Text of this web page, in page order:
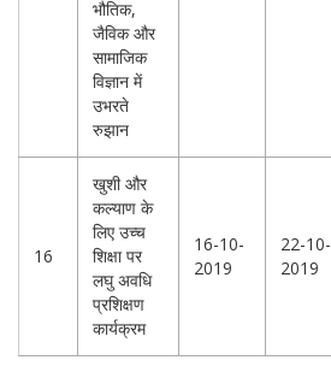
भौतिक,
जैविक और
सामाजिक
विज्ञान में
उभरते
रुझान
16
खुशी और
कल्याण के
लिए उच्च
शिक्षा पर
लघु अवधि
प्रशिक्षण
कार्यक्रम
16-10-
2019
22-10-
2019